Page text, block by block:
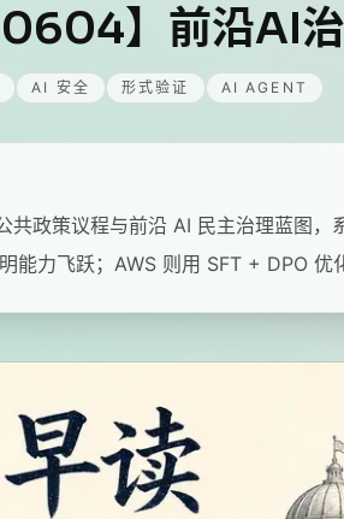
0604】前沿AI
AI 安全 形式验证 AI AGENT
共政策议程与前沿 AI 民主治理蓝图
能力飞跃；AWS 则用 SFT + DPO 优